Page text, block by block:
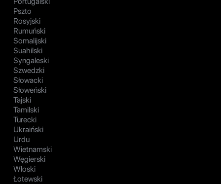
Pszto
Rosyjski
Rumuński
Somalijski
Suahilski
Syngaleski
Szwedzki
Słowacki
Słoweński
Tajski
Tamilski
Turecki
Ukraiński
Urdu
Wietnamski
Węgierski
Włoski
Łotewski